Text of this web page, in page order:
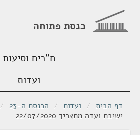
כנסת פתוחה
ח"כים וסיעות
ועדות
דף הבית / ועדות / הכנסת ה-23 /
ישיבת ועדה מתאריך 22/07/2020